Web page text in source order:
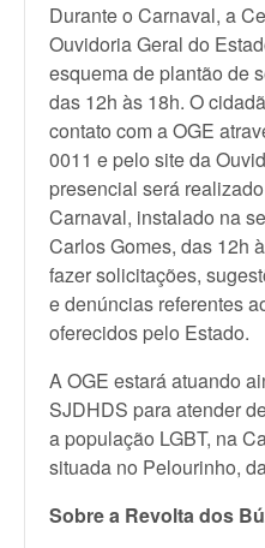
Durante o Carnaval, a
Ouvidoria Geral do
esquema de plantão de
das 12h às 18h. O
contato com a OGE
0011 e pelo site da
presencial será
Carnaval, instalado na
Carlos Gomes, das 12h
fazer solicitações,
e denúncias referentes
oferecidos pelo Estado.
A OGE estará atuando
SJDHDS para atender
a população LGBT, na
situada no Pelourinho,
Sobre a Revolta dos